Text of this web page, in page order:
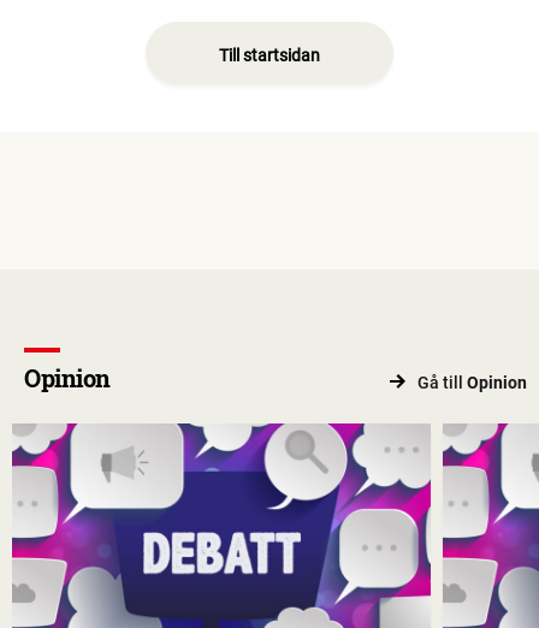
Till startsidan
Opinion Gå till Opinion